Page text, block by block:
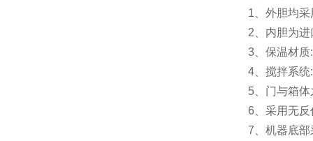
1、外胆均
2、内胆为
3、保温材
4、搅拌系
5、门与箱
6、采用无
7、机器底